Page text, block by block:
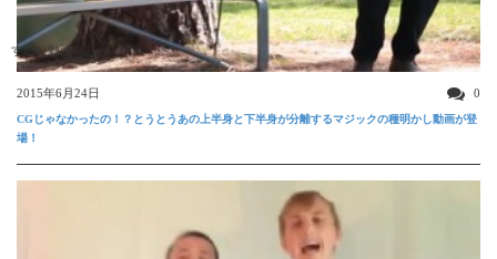
すごい動画
2015年6月24日 0
CGじゃなかったの！？とうとうあの上半身と下半身が分離するマジックの種明かし動画が登
場！